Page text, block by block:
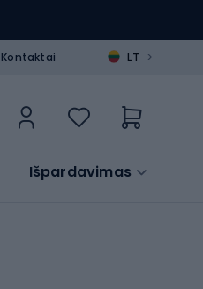
Kontaktai LT >
Išpardavimas